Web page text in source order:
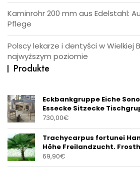
Kaminrohr 200 mm aus Edelstahl:
Pflege
Polscy lekarze i dentyści w Wielkiej
najwyższym poziomie
Produkte
Eckbankgruppe Eiche
Essecke Sitzecke
730,00€
Trachycarpus fortunei
Höhe Freilandzucht.
69,90€